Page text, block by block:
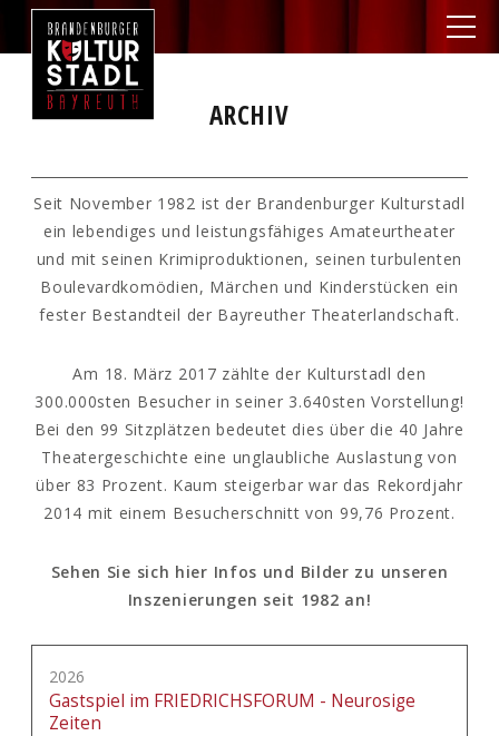
ARCHIV
Seit November 1982 ist der Brandenburger Kulturstadl
ein lebendiges und leistungsfähiges Amateurtheater
und mit seinen Krimiproduktionen, seinen turbulenten
Boulevardkomödien, Märchen und Kinderstücken ein
fester Bestandteil der Bayreuther Theaterlandschaft.
Am 18. März 2017 zählte der Kulturstadl den
300.000sten Besucher in seiner 3.640sten Vorstellung!
Bei den 99 Sitzplätzen bedeutet dies über die 40 Jahre
Theatergeschichte eine unglaubliche Auslastung von
über 83 Prozent. Kaum steigerbar war das Rekordjahr
2014 mit einem Besucherschnitt von 99,76 Prozent.
Sehen Sie sich hier Infos und Bilder zu unseren
Inszenierungen seit 1982 an!
2026
Gastspiel im FRIEDRICHSFORUM - Neurosige
Zeiten